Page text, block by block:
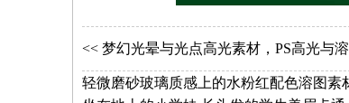
<< 梦幻光晕与光点高光素材，PS高光与
轻微磨砂玻璃质感上的水粉红配色溶图素